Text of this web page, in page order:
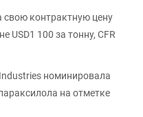
контрактную цену
USD1 100 за тонну, CFR
номинировала
на отметке